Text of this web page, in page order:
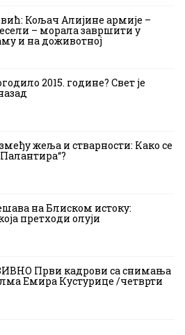
Кољач Алијине армије –
– морала завршити у
и на доживотној
2015. године? Свет је
жеља и стварности: Како се
на Блиском истоку:
претходи олуји
Први кадрови са снимања
Емира Кустурице /четврти